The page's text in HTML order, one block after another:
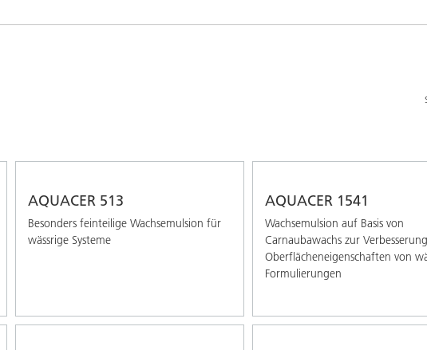
AQUACER 513
Besonders feinteilige Wachsemulsion für
wässrige Systeme
AQUACER 1541
Wachsemulsion auf Basis von
Carnaubawachs zur
Oberflächeneigenschaften von
Formulierungen